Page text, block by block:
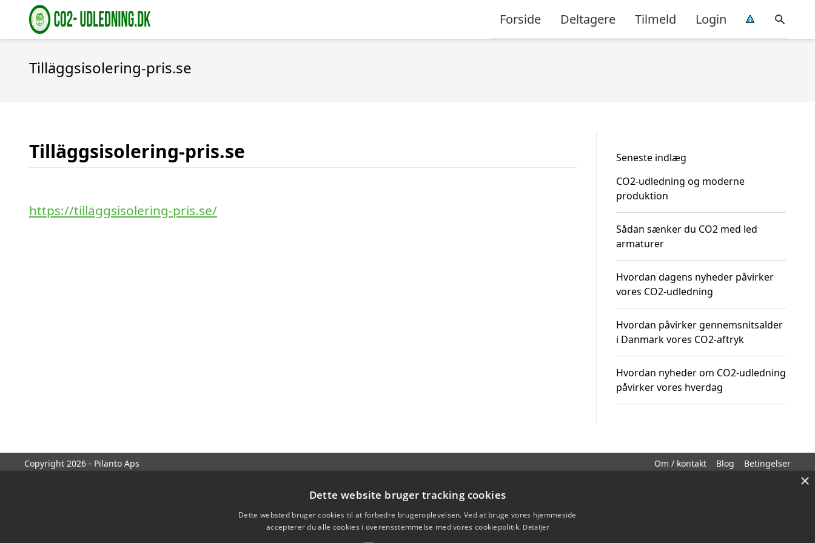
Forside Deltagere Tilmeld Login
Tilläggsisolering-pris.se
Tilläggsisolering-pris.se
https://tilläggsisolering-pris.se/
Seneste indlæg
CO2-udledning og moderne
produktion
Sådan sænker du CO2 med led
armaturer
Hvordan dagens nyheder påvirker
vores CO2-udledning
Hvordan påvirker gennemsnitsalder
i Danmark vores CO2-aftryk
Hvordan nyheder om CO2-udledning
påvirker vores hverdag
Copyright 2026 - Pilanto Aps Om / kontakt Blog Betingelser
×
Dette website bruger tracking cookies
Dette websted bruger cookies til at forbedre brugeroplevelsen. Ved at bruge vores hjemmeside
accepterer du alle cookies i overensstemmelse med vores cookiepolitik. Detaljer